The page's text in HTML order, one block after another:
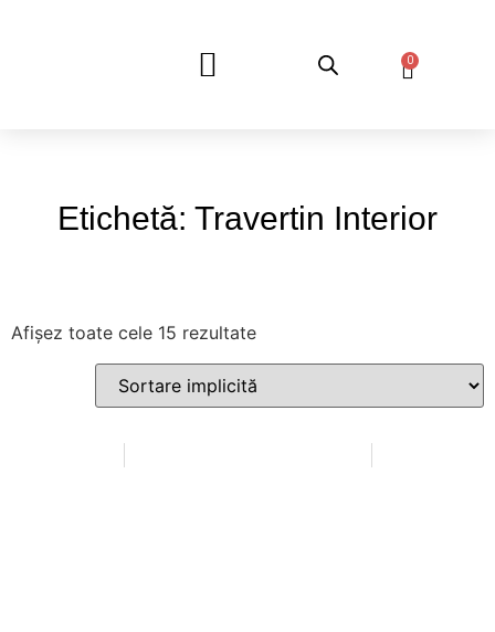
0
Etichetă: Travertin Interior
Afișez toate cele 15 rezultate